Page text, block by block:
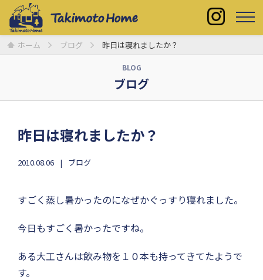
ホーム ブログ 昨日は寝れましたか？
BLOG
ブログ
昨日は寝れましたか？
2010.08.06 ブログ
すごく蒸し暑かったのになぜかぐっすり寝れました。
今日もすごく暑かったですね。
ある大工さんは飲み物を１０本も持ってきてたようで
す。